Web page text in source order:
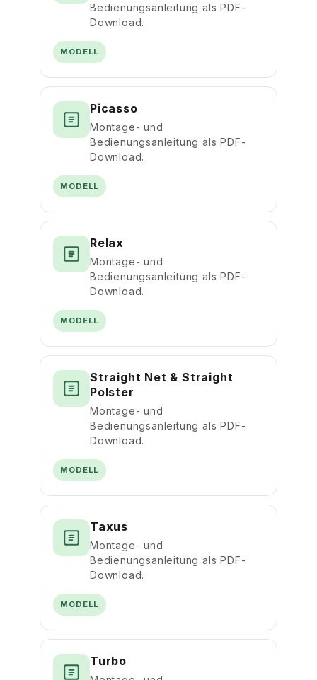
Bedienungsanleitung als PDF-
Download.
MODELL
Picasso
Montage- und
Bedienungsanleitung als PDF-
Download.
MODELL
Relax
Montage- und
Bedienungsanleitung als PDF-
Download.
MODELL
Straight Net & Straight
Polster
Montage- und
Bedienungsanleitung als PDF-
Download.
MODELL
Taxus
Montage- und
Bedienungsanleitung als PDF-
Download.
MODELL
Turbo